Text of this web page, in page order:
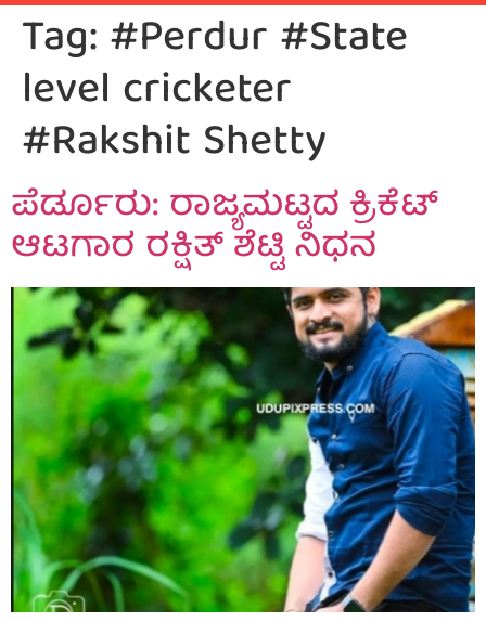
Tag:#Perdur #State
level cricketer
#Rakshit Shetty
ಪೆರ್ಡೂರು: ರಾಜ್ಯಮಟ್ಟದ ಕ್ರಿಕೆಟ್
ಆಟಗಾರ ರಕ್ಷಿತ್ ಶೆಟ್ಟಿ ನಿಧನ